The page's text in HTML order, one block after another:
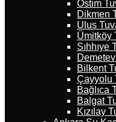
Ostim
Dikmen
Ulus
Ümitköy
Sıhhıye
Bilkent
Çayyolu
Bağlıca
Balgat
Kızılay